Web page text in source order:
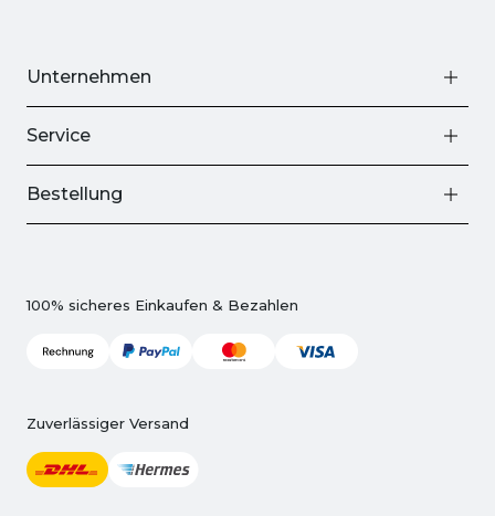
Unternehmen
Service
Bestellung
100% sicheres Einkaufen & Bezahlen
Zuverlässiger Versand